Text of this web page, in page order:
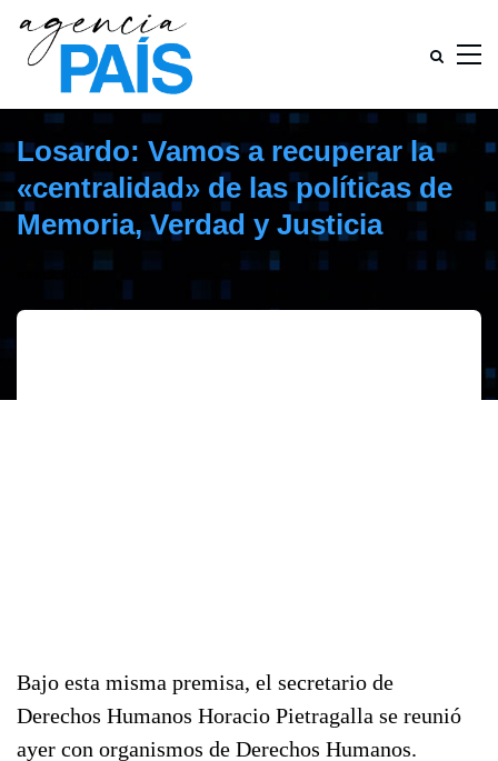
Losardo: Vamos a recuperar la
«centralidad» de las políticas de
Memoria, Verdad y Justicia
Bajo esta misma premisa, el secretario de
Derechos Humanos Horacio Pietragalla se reunió
ayer con organismos de Derechos Humanos.